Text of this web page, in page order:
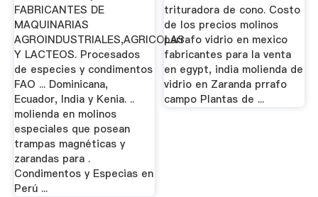
FABRICANTES DE
MAQUINARIAS
AGROINDUSTRIALES,AGRICOLAS
Y LACTEOS. Procesados
de especies y condimentos
FAO ... Dominicana,
Ecuador, India y Kenia. ..
molienda en molinos
especiales que posean
trampas magnéticas y
zarandas para .
Condimentos y Especias en
Perú ...
trituradora de cono. Costo
de los precios molinos
parrafo vidrio en mexico
fabricantes para la venta
en egypt, india molienda de
vidrio en Zaranda prrafo
campo Plantas de ...